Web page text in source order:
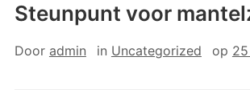
Steunpunt voor
Door admin in Uncategorized op